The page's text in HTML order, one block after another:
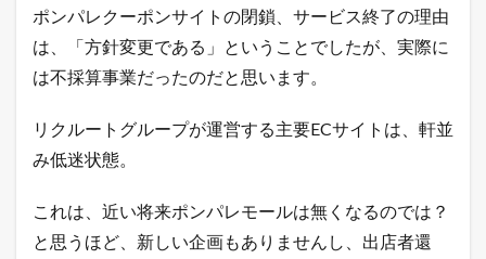
ポンパレクーポンサイトの閉鎖、サービス終了の理由
は、「方針変更である」ということでしたが、実際に
は不採算事業だったのだと思います。
リクルートグループが運営する主要ECサイトは、軒並
み低迷状態。
これは、近い将来ポンパレモールは無くなるのでは？
と思うほど、新しい企画もありませんし、出店者還